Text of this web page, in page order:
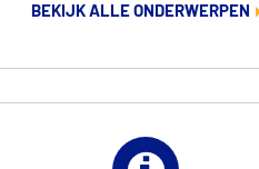
BEKIJK ALLE ONDERWERPEN